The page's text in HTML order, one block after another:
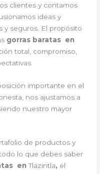
clientes y contamos
ideas y
y seguros. El propósito
gorras baratas en
total, compromiso,
importante en el
nos ajustamos a
nuestro mayor
de productos y
lo que debes saber
enTlazintla, el